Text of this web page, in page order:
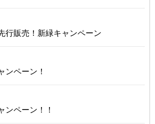
行販売！新緑キャンペーン
ンペーン！
ンペーン！！